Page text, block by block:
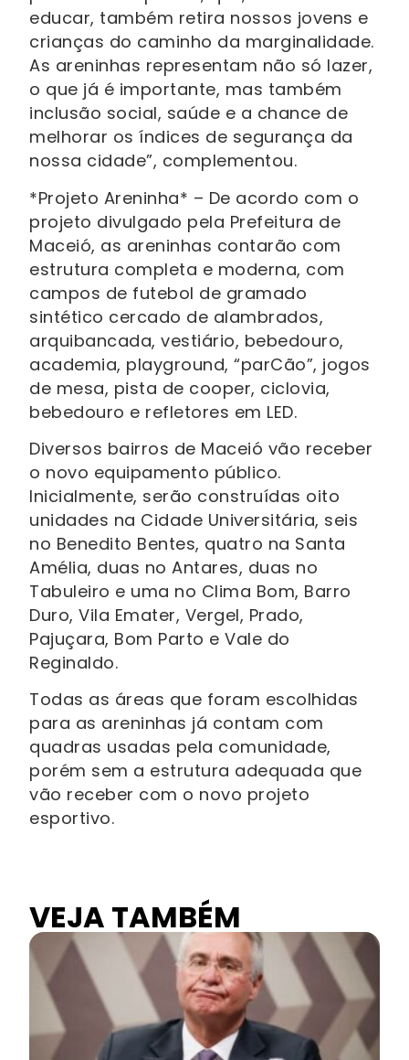
educar, também retira nossos jovens e
crianças do caminho da marginalidade.
As areninhas representam não só lazer,
o que já é importante, mas também
inclusão social, saúde e a chance de
melhorar os índices de segurança da
nossa cidade”, complementou.
*Projeto Areninha* – De acordo com o
projeto divulgado pela Prefeitura de
Maceió, as areninhas contarão com
estrutura completa e moderna, com
campos de futebol de gramado
sintético cercado de alambrados,
arquibancada, vestiário, bebedouro,
academia, playground, “parCão”, jogos
de mesa, pista de cooper, ciclovia,
bebedouro e refletores em LED.
Diversos bairros de Maceió vão receber
o novo equipamento público.
Inicialmente, serão construídas oito
unidades na Cidade Universitária, seis
no Benedito Bentes, quatro na Santa
Amélia, duas no Antares, duas no
Tabuleiro e uma no Clima Bom, Barro
Duro, Vila Emater, Vergel, Prado,
Pajuçara, Bom Parto e Vale do
Reginaldo.
Todas as áreas que foram escolhidas
para as areninhas já contam com
quadras usadas pela comunidade,
porém sem a estrutura adequada que
vão receber com o novo projeto
esportivo.
VEJA TAMBÉM